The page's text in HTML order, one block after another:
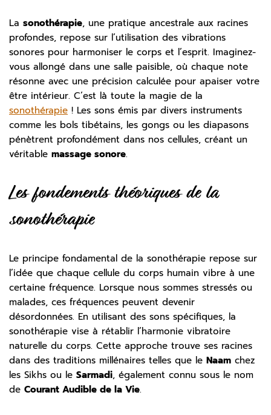
La sonothérapie, une pratique ancestrale aux racines
profondes, repose sur l’utilisation des vibrations
sonores pour harmoniser le corps et l’esprit. Imaginez-
vous allongé dans une salle paisible, où chaque note
résonne avec une précision calculée pour apaiser votre
être intérieur. C’est là toute la magie de la
sonothérapie ! Les sons émis par divers instruments
comme les bols tibétains, les gongs ou les diapasons
pénètrent profondément dans nos cellules, créant un
véritable massage sonore.
Les fondements théoriques de la
sonothérapie
Le principe fondamental de la sonothérapie repose sur
l’idée que chaque cellule du corps humain vibre à une
certaine fréquence. Lorsque nous sommes stressés ou
malades, ces fréquences peuvent devenir
désordonnées. En utilisant des sons spécifiques, la
sonothérapie vise à rétablir l’harmonie vibratoire
naturelle du corps. Cette approche trouve ses racines
dans des traditions millénaires telles que le Naam chez
les Sikhs ou le Sarmadi, également connu sous le nom
de Courant Audible de la Vie.